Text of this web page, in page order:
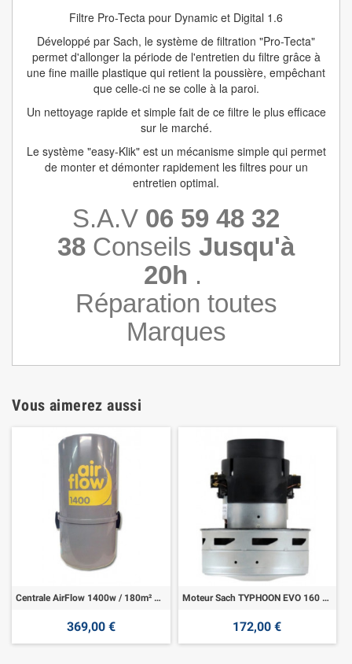
Filtre Pro-Tecta pour Dynamic et Digital 1.6
Développé par Sach, le système de filtration "Pro-Tecta"
permet d'allonger la période de l'entretien du filtre grâce à
une fine maille plastique qui retient la poussière, empêchant
que celle-ci ne se colle à la paroi.
Un nettoyage rapide et simple fait de ce filtre le plus efficace
sur le marché.
Le système "easy-Klik" est un mécanisme simple qui permet
de monter et démonter rapidement les filtres pour un
entretien optimal.
S.A.V 06 59 48 32
38 Conseils Jusqu'à
20h .
Réparation toutes
Marques
Vous aimerez aussi
Centrale AirFlow 1400w / 180m² Garantie 5 ans
369,00 €
Moteur Sach TYPHOON EVO 160 LED et LCD
172,00 €